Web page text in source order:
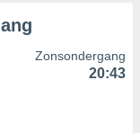
Zonsondergang
20:43